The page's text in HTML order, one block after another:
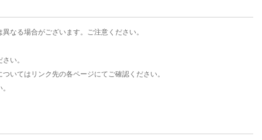
なる場合がございます。ご注意ください。
い。
いてはリンク先の各ページにてご確認ください。